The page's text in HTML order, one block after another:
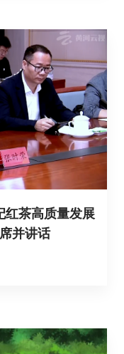
红茶高质量发展
并讲话